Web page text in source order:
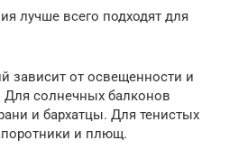
лучше всего подходят для
зависит от освещенности и
Для солнечных балконов
и бархатцы. Для тенистых
и плющ.